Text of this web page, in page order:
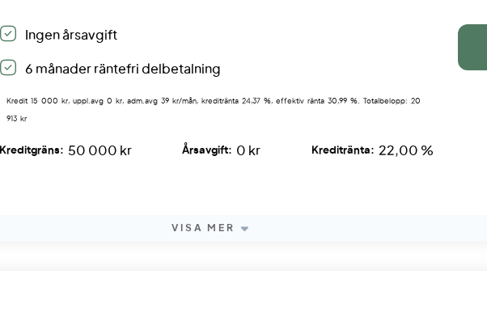
Ingen årsavgift
6 månader räntefri delbetalning
Kredit 15 000 kr, uppl.avg 0 kr, adm.avg 39 kr/mån, kreditränta 24,37 %, effektiv ränta 30,99 %. Totalbelopp: 20
913 kr
Kreditgräns: 50 000 kr Årsavgift: 0 kr Kreditränta: 22,00 %
VISA MER